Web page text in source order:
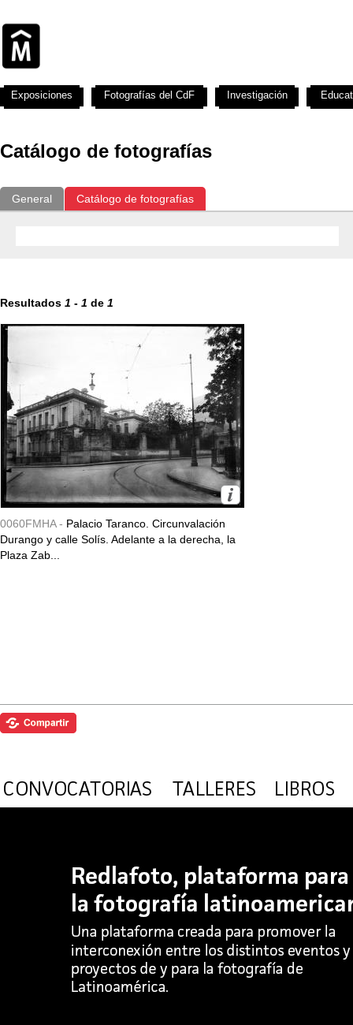
Catálogo de fotografías
General Catálogo de fotografías
Resultados 1 - 1 de 1
0060FMHA - Palacio Taranco. Circunvalación
Durango y calle Solís. Adelante a la derecha, la
Plaza Zab...
Exposiciones Fotografías del CdF Investigación